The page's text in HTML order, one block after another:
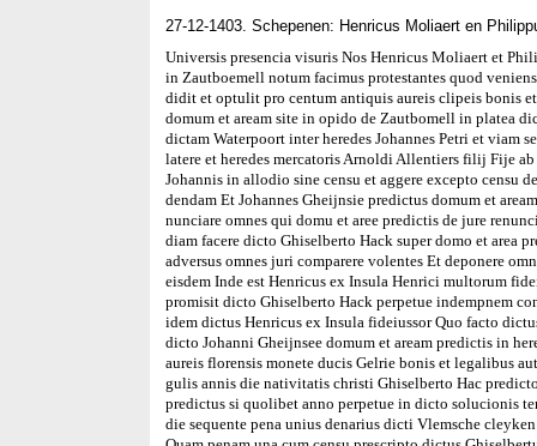
27-12-1403. Schepenen: Henricus Moliaert en
Universis presencia visuris Nos Henricus Moliaert et
in Zautboemell notum facimus protestantes quod
didit et optulit pro centum antiquis aureis clipeis bonis
domum et aream site in opido de Zautbomell in platea
dictam Waterpoort inter heredes Johannes Petri et viam
latere et heredes mercatoris Arnoldi Allentiers filij Fije
Johannis in allodio sine censu et aggere excepto censu
dendam Et Johannes Gheijnsie predictus domum et
nunciare omnes qui domu et aree predictis de jure
diam facere dicto Ghiselberto Hack super domo et area
adversus omnes juri comparere volentes Et deponere
eisdem Inde est Henricus ex Insula Henrici multorum
promisit dicto Ghiselberto Hack perpetue indempnem
idem dictus Henricus ex Insula fideiussor Quo facto
dicto Johanni Gheijnsee domum et aream predictis in
aureis florensis monete ducis Gelrie bonis et legalibus
gulis annis die nativitatis christi Ghiselberto Hac
predictus si quolibet anno perpetue in dicto solucionis
die sequente pena unius denarius dicti Vlemsche